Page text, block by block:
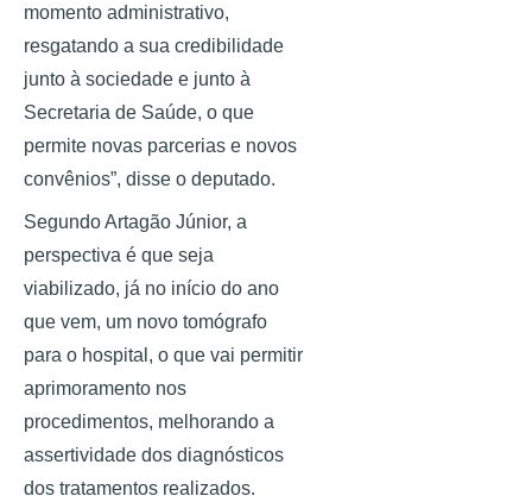
momento administrativo,
resgatando a sua credibilidade
junto à sociedade e junto à
Secretaria de Saúde, o que
permite novas parcerias e novos
convênios”, disse o deputado.
Segundo Artagão Júnior, a
perspectiva é que seja
viabilizado, já no início do ano
que vem, um novo tomógrafo
para o hospital, o que vai permitir
aprimoramento nos
procedimentos, melhorando a
assertividade dos diagnósticos
dos tratamentos realizados.